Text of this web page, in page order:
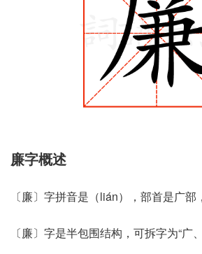
廉字概述
〔廉〕字拼音是（lián），部首是广部
〔廉〕字是半包围结构，可拆字为“广